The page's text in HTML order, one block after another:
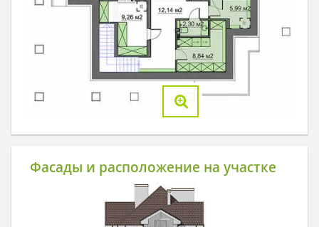
Фасады и расположение на участке